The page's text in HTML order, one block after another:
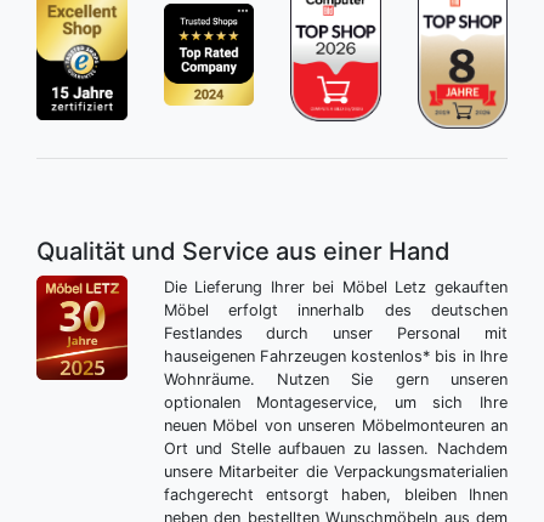
Qualität und Service aus einer Hand
Die Lieferung Ihrer bei Möbel Letz gekauften
Möbel erfolgt innerhalb des deutschen
Festlandes durch unser Personal mit
hauseigenen Fahrzeugen kostenlos* bis in Ihre
Wohnräume. Nutzen Sie gern unseren
optionalen Montageservice, um sich Ihre
neuen Möbel von unseren Möbelmonteuren an
Ort und Stelle aufbauen zu lassen. Nachdem
unsere Mitarbeiter die Verpackungsmaterialien
fachgerecht entsorgt haben, bleiben Ihnen
neben den bestellten Wunschmöbeln aus dem